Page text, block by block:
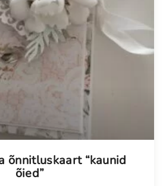
õnnitluskaart “kaunid
õied”